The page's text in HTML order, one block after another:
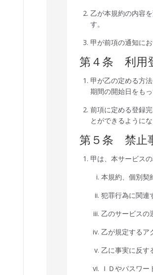
乙が本規約の内容
す。
甲が前項の通知に
第４条 利用
甲が乙の定める方
期間の開始日をも
前項に定める登録
とができるようにな
第５条 禁止
甲は、本サービス
本規約、個別契
犯罪行為に関連
乙のサービスの
乙が規定するア
乙に事実に反す
ＩＤやパスワ